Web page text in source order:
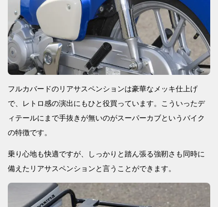
フルカバードのリアサスペンションは豪華なメッキ仕上げ
で、レトロ感の演出にもひと役買っています。こういったデ
ィテールにまで手抜きが無いのがスーパーカブというバイク
の特徴です。
乗り心地も快適ですが、しっかりと踏ん張る強靭さも同時に
備えたリアサスペンションと言うことができます。